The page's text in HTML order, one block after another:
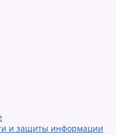
и защиты информации